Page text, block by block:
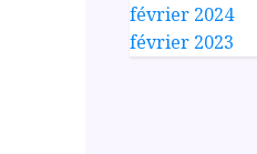
février 2024
février 2023